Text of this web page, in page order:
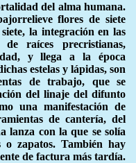
del alma humana.
flores de siete
la integración en las
raíces precristianas,
y llega a la época
estelas y lápidas, son
de trabajo, que se
del linaje del difunto
una manifestación de
de cantería, del
lanza con la que se solía
zapatos. También hay
de factura más tardía.